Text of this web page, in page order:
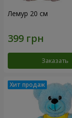
Лемур 20 см
Заказать